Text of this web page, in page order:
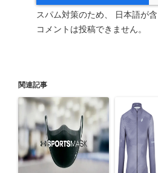
スパム対策のため、 日本語が
コメントは投稿できません。
関連記事